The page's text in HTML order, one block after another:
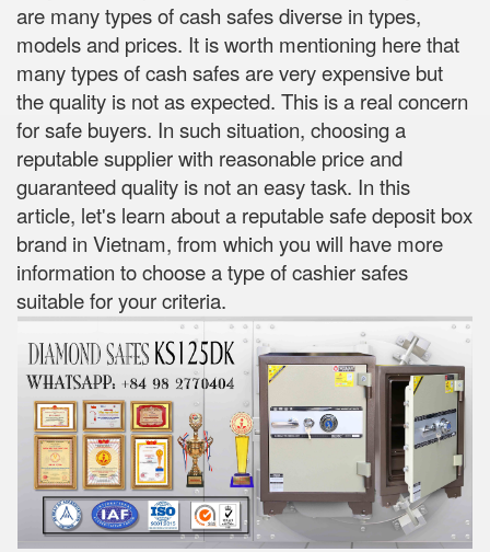
are many types of cash safes diverse in types,
models and prices. It is worth mentioning here that
many types of cash safes are very expensive but
the quality is not as expected. This is a real concern
for safe buyers. In such situation, choosing a
reputable supplier with reasonable price and
guaranteed quality is not an easy task. In this
article, let's learn about a reputable safe deposit box
brand in Vietnam, from which you will have more
information to choose a type of cashier safes
suitable for your criteria.